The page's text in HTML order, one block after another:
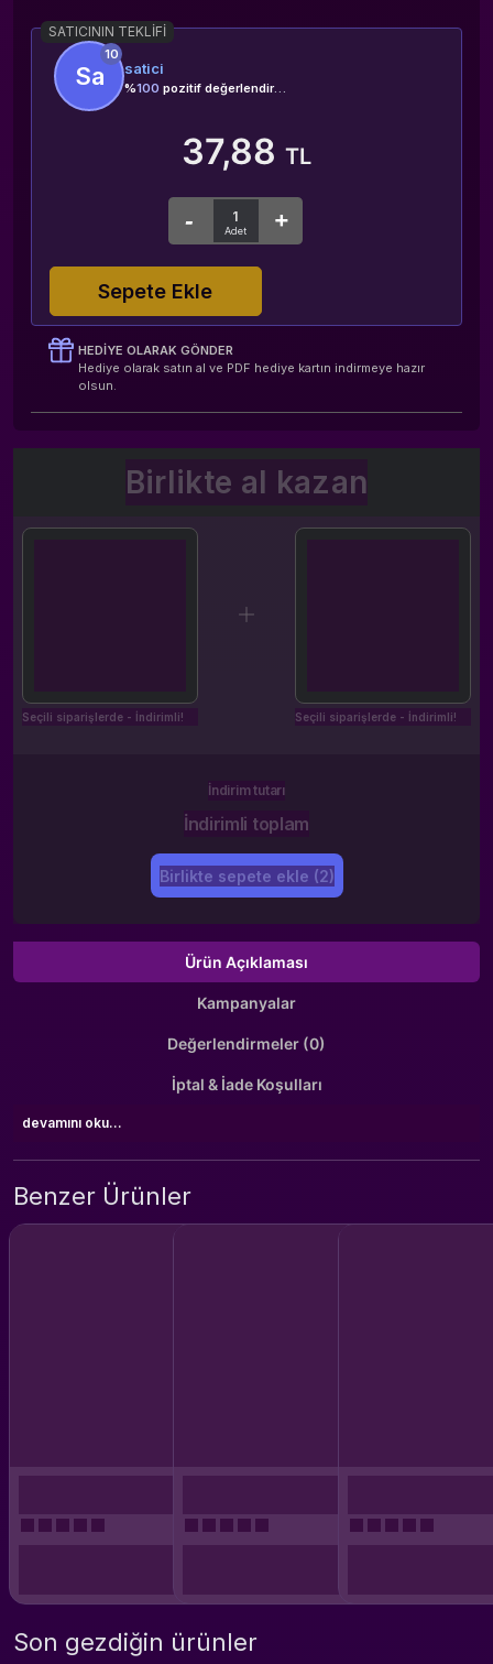
0 değerlendirme
SATICININ TEKLIFI
10
Sa satici
%100 pozitif değerlendirme
37,88 TL
Sepete Ekle
HEDIYE OLARAK GÖNDER
Hediye olarak satın al ve PDF hediye kartın indirmeye hazır
olsun.
Birlikte al kazan
Seçili siparişlerde - İndirimli! Seçili siparişlerde - İndirimli!
İndirim tutarı
İndirimli toplam
Birlikte sepete ekle (2)
Ürün Açıklaması
Kampanyalar
Değerlendirmeler (0)
İptal & İade Koşulları
devamını oku...
Benzer Ürünler
Son gezdiğin ürünler